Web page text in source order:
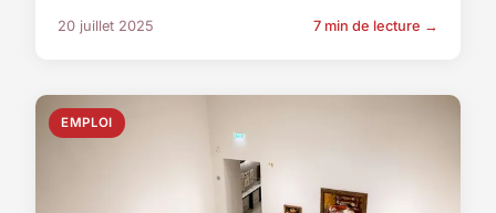
20 juillet 2025 7 min de lecture →
EMPLOI